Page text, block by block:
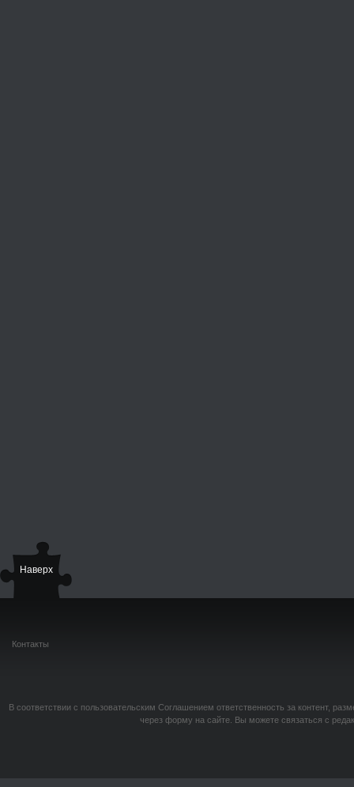
Наверх
Контакты
В соответствии с пользовательским Соглашением ответственность за контент,
через форму на сайте. Вы можете связаться с